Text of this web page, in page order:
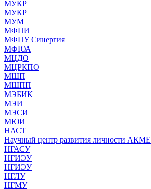
МУКР
МУКР
МУМ
МФПИ
МФПУ Синергия
МФЮА
МЦДО
МЦРКПО
МШП
МШПП
МЭБИК
МЭИ
МЭСИ
МЮИ
НАСТ
Научный центр развития личности АКМЕ
НГАСУ
НГИЭУ
НГИЭУ
НГЛУ
НГМУ